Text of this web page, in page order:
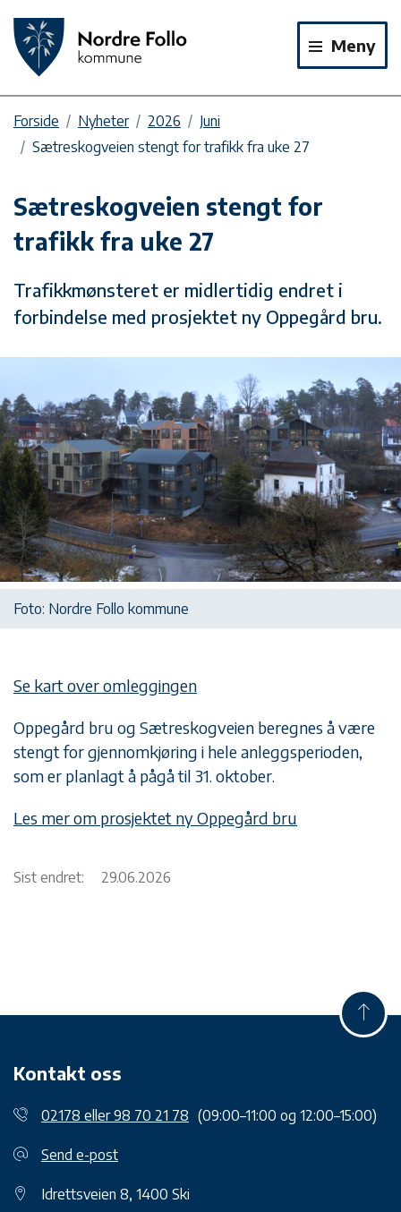
Meny
Forside Nyheter 2026
Juni
Sætreskogveien stengt for trafikk fra uke 27
Sætreskogveien stengt for
trafikk fra uke 27
Trafikkmønsteret er midlertidig endret i
forbindelse med prosjektet ny Oppegård bru.
Foto: Nordre Follo kommune
Se kart over omleggingen
Oppegård bru og Sætreskogveien beregnes å være
stengt for gjennomkjøring i hele anleggsperioden,
som er planlagt å pågå til 31. oktober.
Les mer om prosjektet ny Oppegård bru
Sist endret: 29.06.2026
Kontakt oss
02178 eller 98 70 21 78 (09:00–11:00 og 12:00–15:00)
Send e-post
Idrettsveien 8, 1400 Ski